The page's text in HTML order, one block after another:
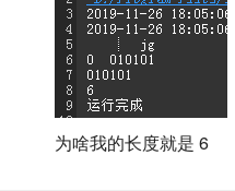
为啥我的长度就是 6